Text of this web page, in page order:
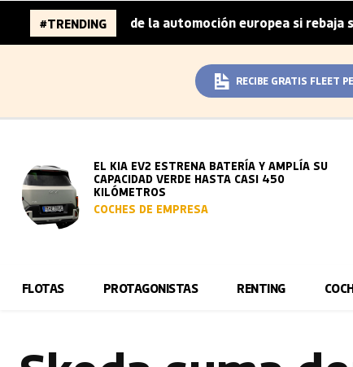
#TRENDING
de la automoción europea si rebaja sus metas de
RECIBE GRATIS FLEET
EL KIA EV2 ESTRENA BATERÍA Y AMPLÍA SU
CAPACIDAD VERDE HASTA CASI 450
KILÓMETROS
COCHES DE EMPRESA
FLOTAS PROTAGONISTAS RENTING